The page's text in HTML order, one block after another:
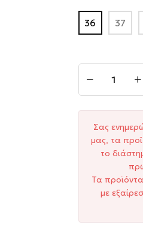
36 37
Σας
μας, τα
το
Τα
με